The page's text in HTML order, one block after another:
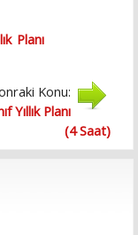
Planı
Konu:
Yıllık Planı
(4 Saat)